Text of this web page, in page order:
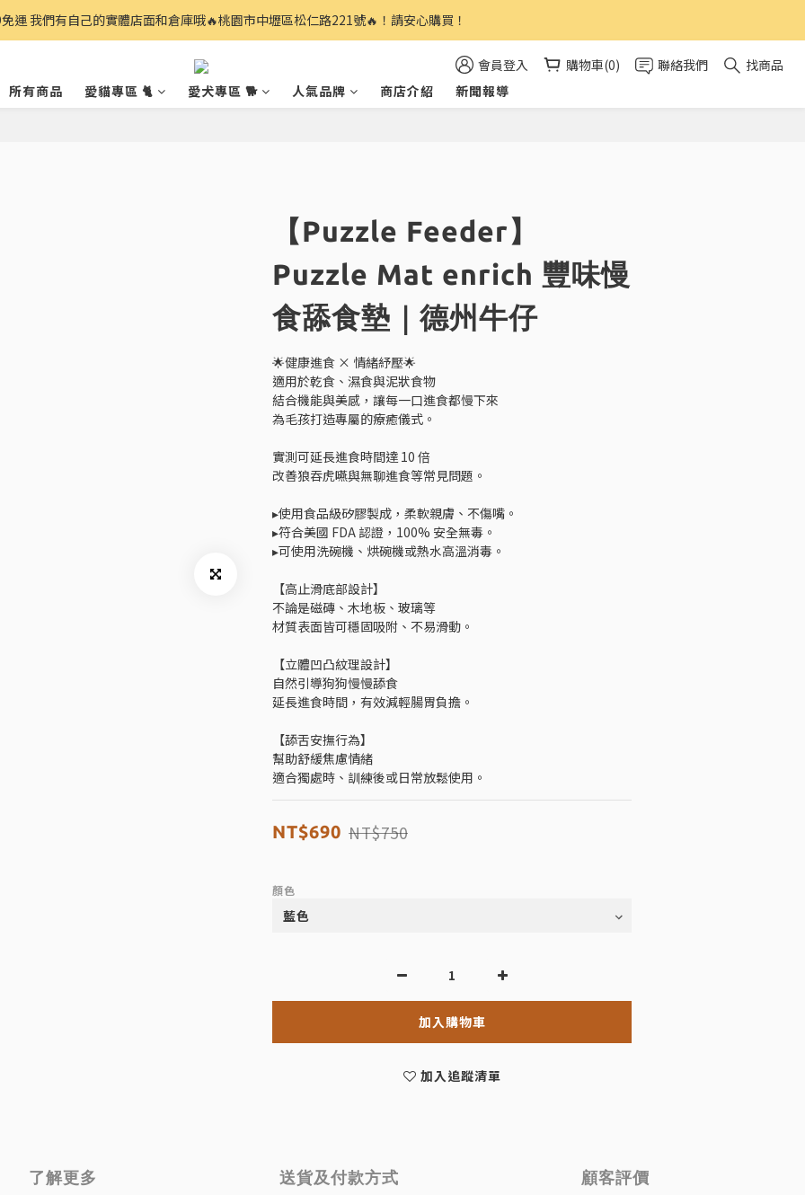
運 我們有自己的實體店面和倉庫哦🔥桃園市中壢區松仁路221號🔥！請安心購買！
會員登入 購物車(0) 聯絡我們
找商品
所有商品
愛貓專區 🐈 愛犬專區 🐕 人氣品牌 商店介紹 新聞報導
【Puzzle Feeder】
Puzzle Mat enrich 豐味慢
食舔食墊｜德州牛仔
🌟健康進食 × 情緒紓壓🌟
適用於乾食、濕食與泥狀食物
結合機能與美感，讓每一口進食都慢下來
為毛孩打造專屬的療癒儀式。
實測可延長進食時間達 10 倍
改善狼吞虎嚥與無聊進食等常見問題。
▸使用食品級矽膠製成，柔軟親膚、不傷嘴。
▸符合美國 FDA 認證，100% 安全無毒。
▸可使用洗碗機、烘碗機或熱水高溫消毒。
【高止滑底部設計】
不論是磁磚、木地板、玻璃等
材質表面皆可穩固吸附、不易滑動。
【立體凹凸紋理設計】
自然引導狗狗慢慢舔食
延長進食時間，有效減輕腸胃負擔。
【舔舌安撫行為】
幫助舒緩焦慮情緒
適合獨處時、訓練後或日常放鬆使用。
NT$690 NT$750
顏色
加入購物車
加入追蹤清單
了解更多 送貨及付款方式 顧客評價